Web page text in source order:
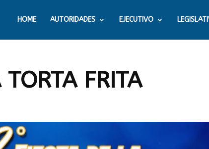
HOME AUTORIDADES EJECUTIVO
FRITA